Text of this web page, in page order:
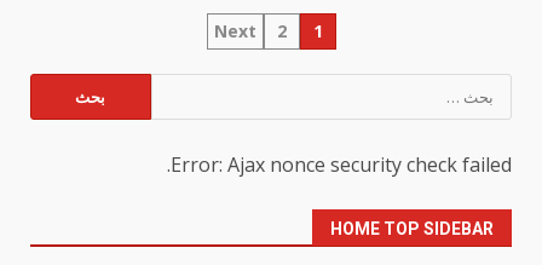
تعدد
صفحات
المقالات
1
2
Next
عن:
Error: Ajax nonce security check failed.
HOME TOP SIDEBAR